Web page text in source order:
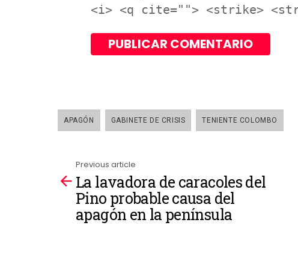
<i> <q cite=""> <strike>
APAGÓN GABINETE DE CRISIS TENIENTE COLOMBO
See
more
Previous article
La lavadora de caracoles del
Pino probable causa del
apagón en la península